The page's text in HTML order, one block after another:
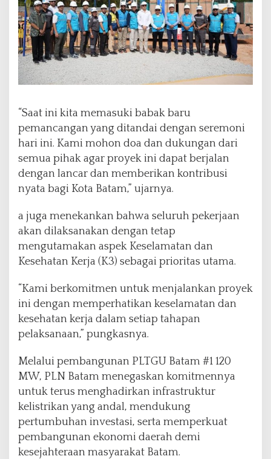
“Saat ini kita memasuki babak baru
pemancangan yang ditandai dengan seremoni
hari ini. Kami mohon doa dan dukungan dari
semua pihak agar proyek ini dapat berjalan
dengan lancar dan memberikan kontribusi
nyata bagi Kota Batam,” ujarnya.
a juga menekankan bahwa seluruh pekerjaan
akan dilaksanakan dengan tetap
mengutamakan aspek Keselamatan dan
Kesehatan Kerja (K3) sebagai prioritas utama.
“Kami berkomitmen untuk menjalankan proyek
ini dengan memperhatikan keselamatan dan
kesehatan kerja dalam setiap tahapan
pelaksanaan,” pungkasnya.
Melalui pembangunan PLTGU Batam #1 120
MW, PLN Batam menegaskan komitmennya
untuk terus menghadirkan infrastruktur
kelistrikan yang andal, mendukung
pertumbuhan investasi, serta memperkuat
pembangunan ekonomi daerah demi
kesejahteraan masyarakat Batam.